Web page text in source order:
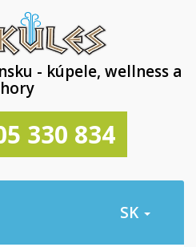
- kúpele, wellness a
hory
330 834
SK